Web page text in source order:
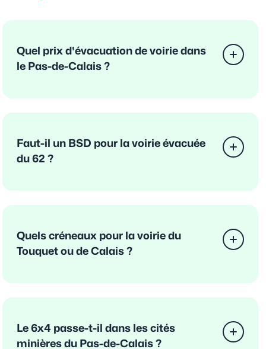
Quel prix d'évacuation de voirie dans
le Pas-de-Calais ?
Faut-il un BSD pour la voirie évacuée
du 62 ?
Quels créneaux pour la voirie du
Touquet ou de Calais ?
Le 6x4 passe-t-il dans les cités
minières du Pas-de-Calais ?